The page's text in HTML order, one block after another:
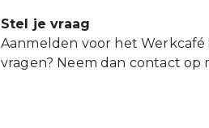
Stel je vraag
Aanmelden voor het
vragen? Neem dan contact op